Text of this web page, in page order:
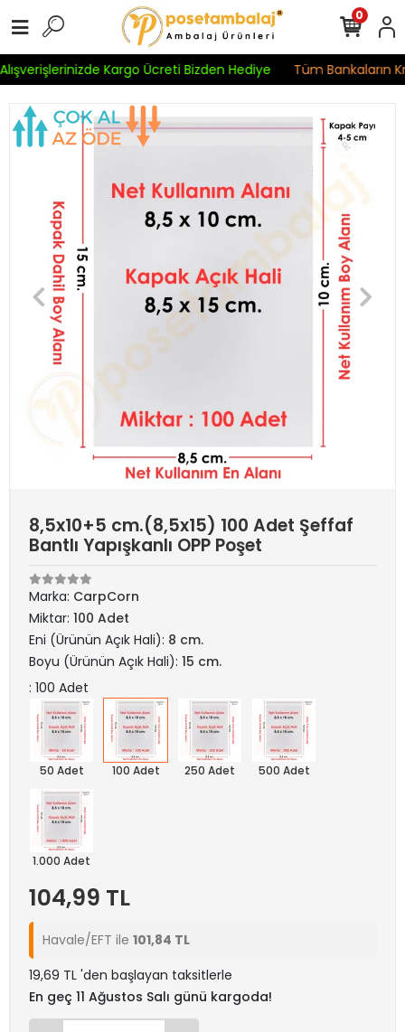
Kargo Ücreti Bizden Hediye Tüm Bankaların
0
8,5x10+5 cm.(8,5x15) 100 Adet Şeffaf
Bantlı Yapışkanlı OPP Poşet
Marka: CarpCorn
Miktar: 100 Adet
Eni (Ürünün Açık Hali): 8 cm.
Boyu (Ürünün Açık Hali): 15 cm.
: 100 Adet
50 Adet 100 Adet 250 Adet 500 Adet
1.000 Adet
104,99 TL
Havale/EFT ile 101,84 TL
19,69 TL 'den başlayan taksitlerle
En geç 11 Ağustos Salı günü kargoda!